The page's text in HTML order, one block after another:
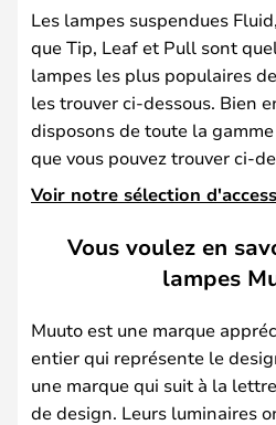
Les lampes suspendues
que Tip, Leaf et Pull sont
lampes les plus populaires
les trouver ci-dessous. Bien
disposons de toute la
que vous pouvez trouver ci-
Voir notre sélection
Vous voulez en
lampes
Muuto est une marque
entier qui représente le
une marque qui suit à la
de design. Leurs luminaires